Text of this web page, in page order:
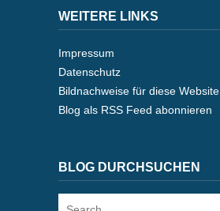
WEITERE LINKS
Impressum
Datenschutz
Bildnachweise für diese Website
Blog als RSS Feed abonnieren
BLOG DURCHSUCHEN